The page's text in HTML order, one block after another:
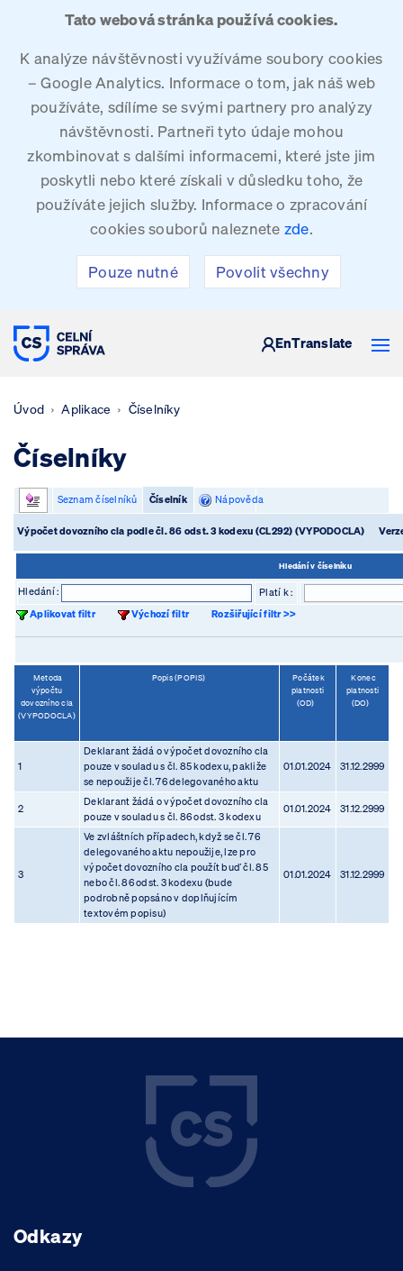
Tato webová stránka používá cookies.
K analýze návštěvnosti využíváme soubory cookies
– Google Analytics. Informace o tom, jak náš web
používáte, sdílíme se svými partnery pro analýzy
návštěvnosti. Partneři tyto údaje mohou
zkombinovat s dalšími informacemi, které jste jim
poskytli nebo které získali v důsledku toho, že
používáte jejich služby. Informace o zpracování
cookies souborů naleznete zde.
Pouze nutné Povolit všechny
CELNÍ SPRÁVA ČESKÉ REPUBLIKY
EnTranslate
Úvod Aplikace Číselníky
Číselníky
Seznam číselníků Číselník Nápověda
Výpočet dovozního cla podle čl. 86 odst. 3 kodexu (CL292) (VYPODOCLA)
Hledání v číselníku
Hledání :
Platí k :
Aplikovat filtr
Výchozí filtr Rozšiřující filtr >>
Metoda
výpočtu
dovozního cla
(VYPODOCLA)
Popis (POPIS)
Počátek
platnosti
(OD)
Konec
platnosti
(DO)
1
Deklarant žádá o výpočet dovozního cla
pouze v souladu s čl. 85 kodexu, pakliže
se nepoužije čl. 76 delegovaného aktu
01.01.2024 31.12.2999
2
Deklarant žádá o výpočet dovozního cla
pouze v souladu s čl. 86 odst. 3 kodexu
01.01.2024 31.12.2999
3
Ve zvláštních případech, když se čl. 76
delegovaného aktu nepoužije, lze pro
výpočet dovozního cla použít buď čl. 85
nebo čl. 86 odst. 3 kodexu (bude
podrobně popsáno v doplňujícím
textovém popisu)
01.01.2024 31.12.2999
Odkazy